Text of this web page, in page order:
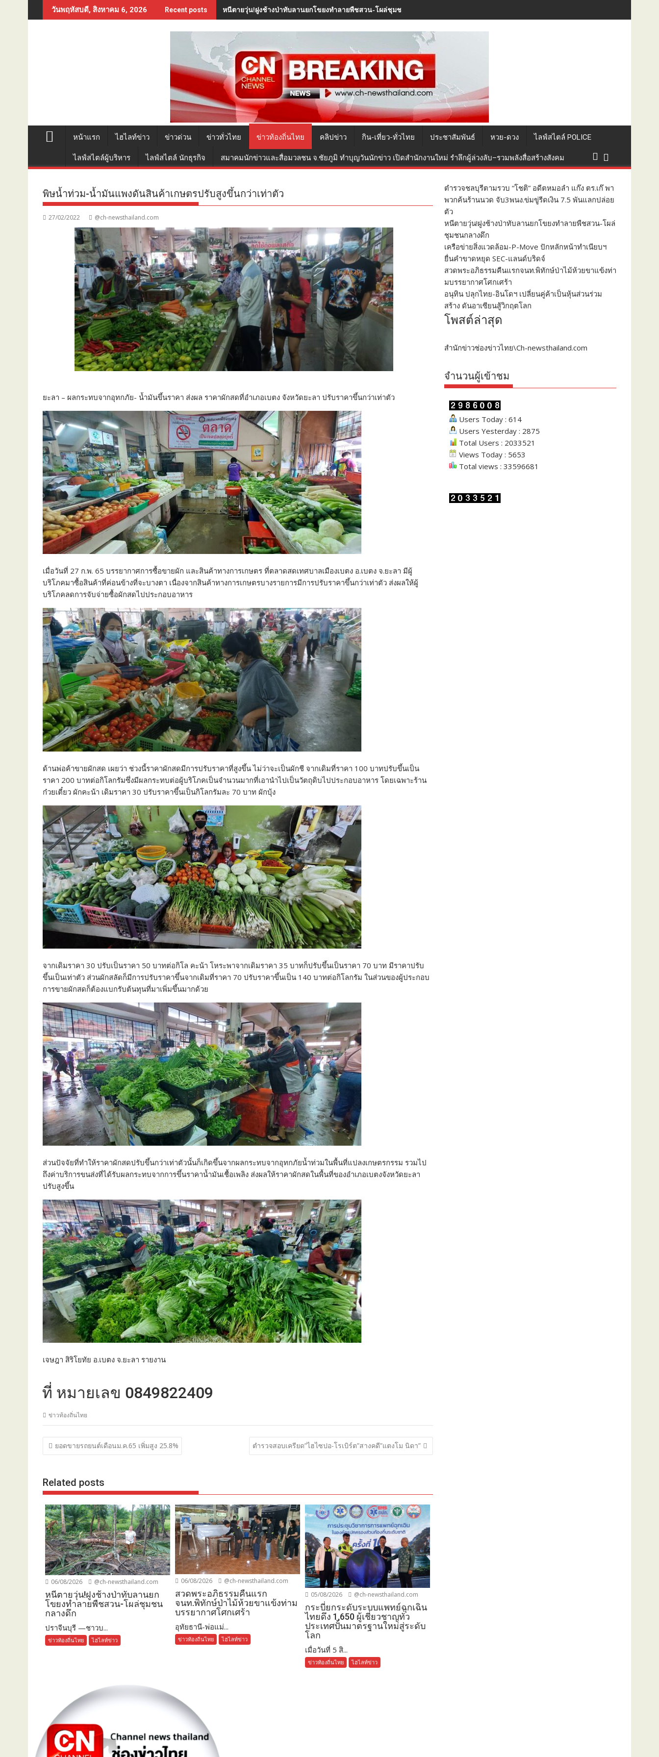
to
วันพฤหัสบดี, สิงหาคม 6, 2026 Recent posts หนีตายวุ่น!ฝูงช้างป่าทับลานยกโขยงทำลายพืชสวน-โผล่ชุมชนกลางดึก
หน้าแรก ไฮไลท์ข่าว ข่าวด่วน ข่าวทั่วไทย ข่าวท้องถิ่นไทย คลิปข่าว กิน-เที่ยว-ทั่วไทย ประชาสัมพันธ์ หวย-ดวง ไลฟ์สไตล์ POLICE
ไลฟ์สไตล์ผู้บริหาร ไลฟ์สไตล์ นักธุรกิจ สมาคมนักข่าวและสื่อมวลชน จ.ชัยภูมิ ทำบุญวันนักข่าว เปิดสำนักงานใหม่ รำลึกผู้ล่วงลับ–รวมพลังสื่อสร้างสังคม
พิษน้ำท่วม-น้ำมันแพงดันสินค้าเกษตรปรับสูงขึ้นกว่าเท่าตัว
27/02/2022 @ch-newsthailand.com
ยะลา – ผลกระทบจากอุทกภัย- น้ำมันขึ้นราคา ส่งผล ราคาผักสดที่อำเภอเบตง จังหวัดยะลา ปรับราคาขึ้นกว่าเท่าตัว
เมื่อวันที่ 27 ก.พ. 65 บรรยากาศการซื้อขายผัก และสินค้าทางการเกษตร ที่ตลาดสดเทศบาลเมืองเบตง อ.เบตง จ.ยะลา มีผู้
บริโภคมาซื้อสินค้าที่ค่อนข้างที่จะบางตา เนื่องจากสินค้าทางการเกษตรบางรายการมีการปรับราคาขึ้นกว่าเท่าตัว ส่งผลให้ผู้
บริโภคลดการจับจ่ายซื้อผักสดไปประกอบอาหาร
ด้านพ่อค้าขายผักสด เผยว่า ช่วงนี้ราคาผักสดมีการปรับราคาที่สูงขึ้น ไม่ว่าจะเป็นผักชี จากเดิมที่ราคา 100 บาทปรับขึ้นเป็น
ราคา 200 บาทต่อกิโลกรัมซึ่งมีผลกระทบต่อผู้บริโภคเป็นจำนวนมากที่เอานำไปเป็นวัตถุดิบไปประกอบอาหาร โดยเฉพาะร้าน
ก๋วยเตี๋ยว ผักคะน้า เดิมราคา 30 ปรับราคาขึ้นเป็นกิโลกรัมละ 70 บาท ผักบุ้ง
จากเดิมราคา 30 ปรับเป็นราคา 50 บาทต่อกิโล คะน้า โหระพาจากเดิมราคา 35 บาทก็ปรับขึ้นเป็นราคา 70 บาท มีราคาปรับ
ขึ้นเป็นเท่าตัว ส่วนผักสลัดก็มีการปรับราคาขึ้นจากเดิมที่ราคา 70 ปรับราคาขึ้นเป็น 140 บาทต่อกิโลกรัม ในส่วนของผู้ประกอบ
การขายผักสดก็ต้องแบกรับต้นทุนที่มาเพิ่มขึ้นมากด้วย
ส่วนปัจจัยที่ทำให้ราคาผักสดปรับขึ้นกว่าเท่าตัวนั้นก็เกิดขึ้นจากผลกระทบจากอุทกภัยน้ำท่วมในพื้นที่แปลงเกษตรกรรม รวมไป
ถึงค่าบริการขนส่งที่ได้รับผลกระทบจากการขึ้นราคาน้ำมันเชื้อเพลิง ส่งผลให้ราคาผักสดในพื้นที่ของอำเภอเบตงจังหวัดยะลา
ปรับสูงขึ้น
เจษฎา สิริโยทัย อ.เบตง จ.ยะลา รายงาน
ายเลข 0849822409
ข่าวท้องถิ่นไทย
แนะแนว
เรื่อง
ยอดขายรถยนต์เดือนม.ค.65 เพิ่มสูง 25.8% ตำรวจสอบเครียด”ไฮไซปอ-โรเบิร์ต”สางคดี”แตงโม นิดา”
Related posts
06/08/2026 @ch-newsthailand.com
หนีตายวุ่น!ฝูงช้างป่าทับลานยก
โขยงทำลายพืชสวน-โผล่ชุมชน
กลางดึก
ปราจีนบุรี —ชาวบ...
ข่าวท้องถิ่นไทย ไฮไลท์ข่าว
06/08/2026 @ch-newsthailand.com
สวดพระอภิธรรมคืนแรก
จนท.พิทักษ์ป่าไม้ห้วยขาแข้งท่าม
บรรยากาศโศกเศร้า
อุทัยธานี-พ่อแม่...
ข่าวท้องถิ่นไทย ไฮไลท์ข่าว
05/08/2026 @ch-newsthailand.com
กระบี่ยกระดับระบบแพทย์ฉุกเฉิน
ไทยดึง 1,650 ผู้เชี่ยวชาญทั่ว
ประเทศปั้นมาตรฐานใหม่สู่ระดับ
โลก
เมื่อวันที่ 5 สิ...
ข่าวท้องถิ่นไทย ไฮไลท์ข่าว
ตำรวจชลบุรีตามรวบ “โชติ” อดีตหมอลำ แก๊ง ตร.เก๊ พา
พวกค้นร้านนวด จับ3พนง.ข่มขู่รีดเงิน 7.5 พันแลกปล่อย
ตัว
หนีตายวุ่น!ฝูงช้างป่าทับลานยกโขยงทำลายพืชสวน-โผล่
ชุมชนกลางดึก
เครือข่ายสิ่งแวดล้อม-P-Move ปักหลักหน้าทำเนียบฯ
ยื่นคำขาดหยุด SEC-แลนด์บริดจ์
สวดพระอภิธรรมคืนแรกจนท.พิทักษ์ป่าไม้ห้วยขาแข้งท่า
มบรรยากาศโศกเศร้า
อนุทิน ปลุกไทย-อินโดฯ เปลี่ยนคู่ค้าเป็นหุ้นส่วนร่วม
สร้าง ดันอาเซียนสู้วิกฤตโลก
โพสต์ล่าสุด
สำนักข่าวช่องข่าวไทย\Ch-newsthailand.com
จำนวนผู้เข้าชม
Users Today : 614
Users Yesterday : 2875
Total Users : 2033521
Views Today : 5653
Total views : 33596681